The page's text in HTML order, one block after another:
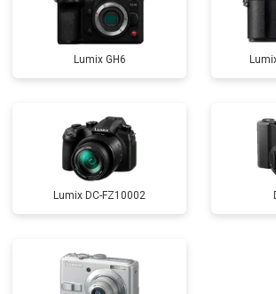
Lumix GH6
Lumix DC-FZ10002